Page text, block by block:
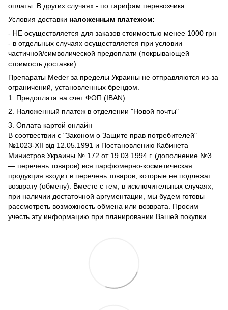
оплаты. В других случаях - по тарифам перевозчика.
Условия доставки наложенным платежом:
- НЕ осуществляется для заказов стоимостью менее 1000 грн
- в отдельных случаях осуществляется при условии
частичной/символической предоплати (покрывающей
стоимость доставки)
Препараты Meder за пределы Украины не отправляются из-за
ограничений, установленных брендом.
1. Предоплата на счет ФОП (IBAN)
2. Наложенный платеж в отделении "Новой почты"
3. Оплата картой онлайн
В соотвествии с "Законом о Защите прав потребителей"
№1023-XII від 12.05.1991 и Постановлению Кабинета
Министров Украины № 172 от 19.03.1994 г. (дополнение №3
— перечень товаров) вся парфюмерно-косметическая
продукция входит в перечень товаров, которые не подлежат
возврату (обмену). Вместе с тем, в исключительных случаях,
при наличии достаточной аргументации, мы будем готовы
рассмотреть возможность обмена или возврата. Просим
учесть эту информацию при планировании Вашей покупки.